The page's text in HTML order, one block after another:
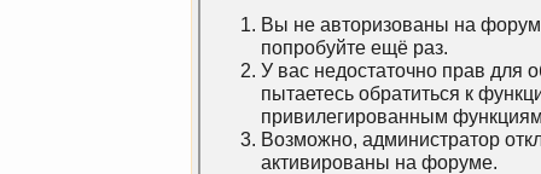
Вы не авторизованы на
попробуйте ещё раз.
У вас недостаточно прав для
пытаетесь обратиться к
привилегированным
Возможно, администратор
активированы на форуме.